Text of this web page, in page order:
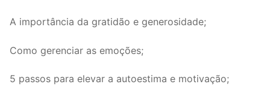
A importância da gratidão e generosidade;
Como gerenciar as emoções;
5 passos para elevar a autoestima e motivação;